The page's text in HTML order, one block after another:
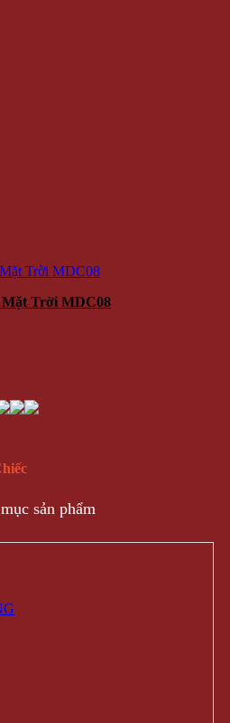
Mặt Trời MDC08
sản phẩm